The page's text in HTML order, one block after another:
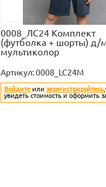
0008_ЛС24 Комплект
(футболка + шорты) д/
мультиколор
Артикул:0008_LC24M
Войдите или зарегистрируйтесь
увидеть стоимость и оформить